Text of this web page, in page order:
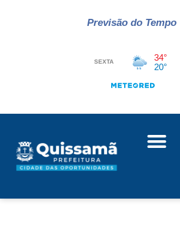
Previsão do Tempo